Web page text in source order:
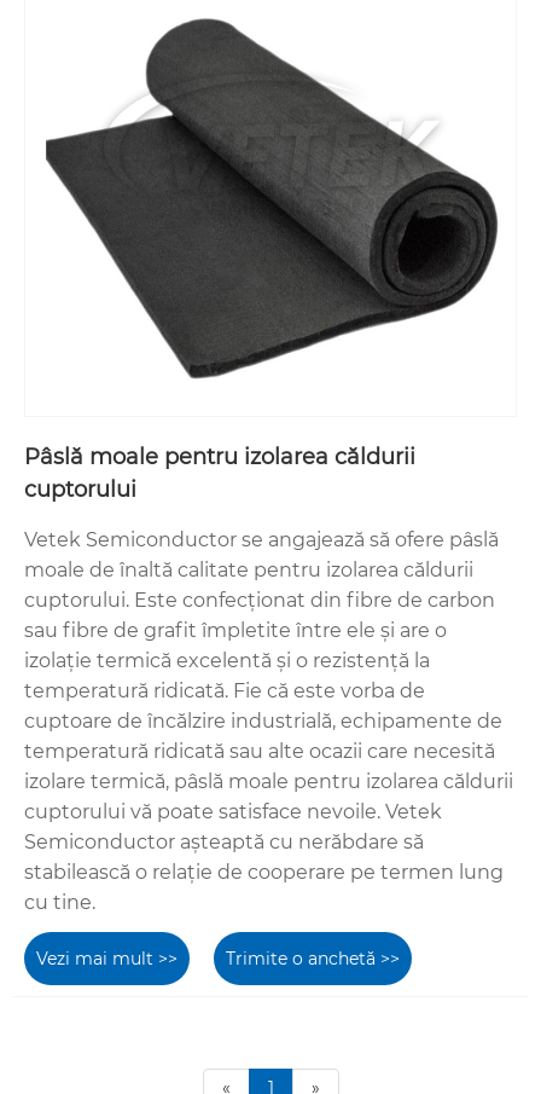
Pâslă moale pentru izolarea căldurii
cuptorului
Vetek Semiconductor se angajează să ofere pâslă
moale de înaltă calitate pentru izolarea căldurii
cuptorului. Este confecționat din fibre de carbon
sau fibre de grafit împletite între ele și are o
izolație termică excelentă și o rezistență la
temperatură ridicată. Fie că este vorba de
cuptoare de încălzire industrială, echipamente de
temperatură ridicată sau alte ocazii care necesită
izolare termică, pâslă moale pentru izolarea căldurii
cuptorului vă poate satisface nevoile. Vetek
Semiconductor așteaptă cu nerăbdare să
stabilească o relație de cooperare pe termen lung
cu tine.
Vezi mai mult >> Trimite o anchetă >>
« 1 »